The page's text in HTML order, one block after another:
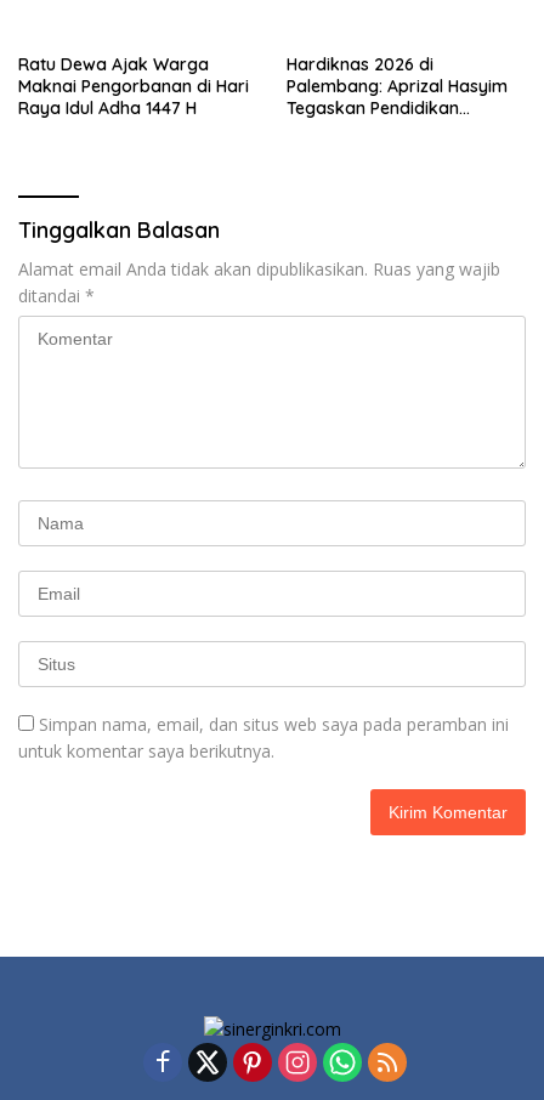
Ratu Dewa Ajak Warga
Maknai Pengorbanan di Hari
Raya Idul Adha 1447 H
Hardiknas 2026 di
Palembang: Aprizal Hasyim
Tegaskan Pendidikan
Tinggalkan Balasan
Alamat email Anda tidak akan dipublikasikan. Ruas yang wajib
ditandai *
Simpan nama, email, dan situs web saya pada peramban ini
untuk komentar saya berikutnya.